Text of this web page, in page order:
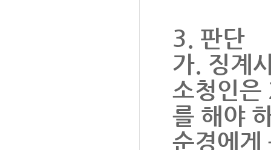
3. 판단
가. 징계
소청인
를 해야
순경에게